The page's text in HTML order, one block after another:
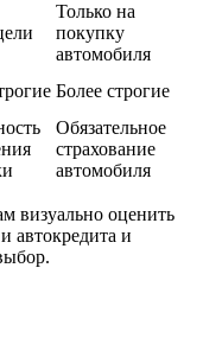
Только на
покупку
автомобиля
Более строгие
Обязательное
страхование
автомобиля
визуально оценить
автокредита и